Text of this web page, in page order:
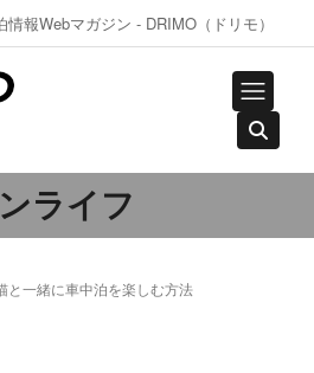
報Webマガジン - DRIMO（ドリモ）
ライフ
と一緒に車中泊を楽しむ方法